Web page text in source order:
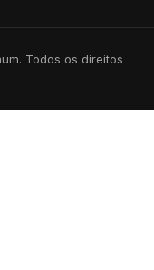
Todos os direitos